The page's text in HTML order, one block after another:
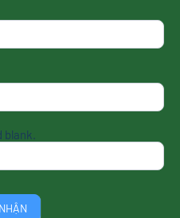
blank.